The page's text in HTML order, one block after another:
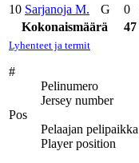
10 Sarjanoja M. G 0
Kokonaismäärä
47
Lyhenteet ja termit
#
Pelinumero
Jersey number
Pos
Pelaajan pelipaikka
Player position